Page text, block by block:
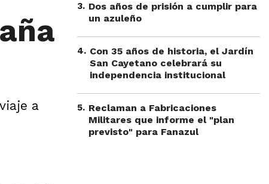
a
3. Dos años de prisión a cumplir para
un azuleño
4. Con 35 años de historia, el Jardín
San Cayetano celebrará su
independencia institucional
5. Reclaman a Fabricaciones
Militares que informe el "plan
previsto" para Fanazul